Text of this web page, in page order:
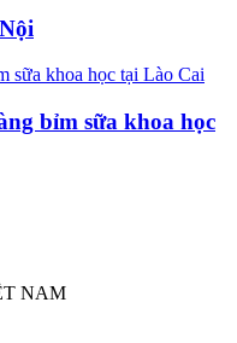
bỉm sữa khoa học
NAM